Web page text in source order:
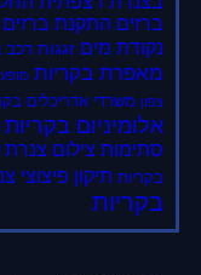
ברזים התקנת ברזים
נקודת מים זגגות רכב
מאפרת בקריות מופע
צפון משרדי אדריכלים
אלומיניום בקריות
סתימות צילום צנרת
בקריות תיקון פיצוצי
בקריות